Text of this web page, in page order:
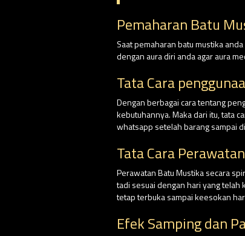
Pemaharan Batu
Saat pemaharan batu mustika
dengan aura diri anda agar aura
Tata Cara
Dengan berbagai cara tentang
kebutuhannya. Maka dari itu, tata
whatsapp setelah barang sampai
Tata Cara
Perawatan Batu Mustika secara
tadi sesuai dengan hari yang telah
tetap terbuka sampai keesokan
Efek Samping dan